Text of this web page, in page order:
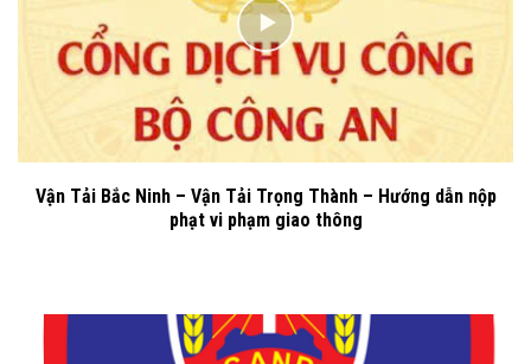
Vận Tải Bắc Ninh – Vận Tải Trọng Thành – Hướng dẫn nộp
phạt vi phạm giao thông